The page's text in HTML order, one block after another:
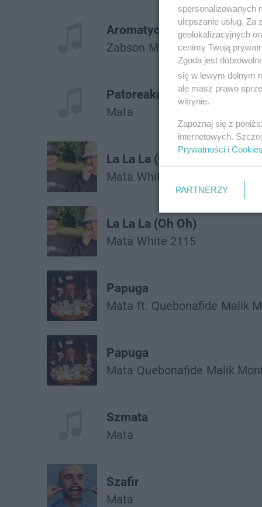
Aromatyczne Przyprawy
Żabson Mata
Patoreakcja
Mata
La La La (Oh Oh)
Mata White 2115
La La La (Oh Oh)
Mata White 2115
Papuga
Mata ft. Quebonafide Malik
Papuga
Mata Quebonafide Malik
Szmata
Mata
Szafir
Mata
spersonalizowanych
ulepszanie usług.
geolokalizacyjnych
cenimy Twoją
Zgoda jest
się w lewym dolnym
ale masz prawo
witrynie.
Zapoznaj się z
internetowych.
Prywatności i Cookies
PARTNERZY